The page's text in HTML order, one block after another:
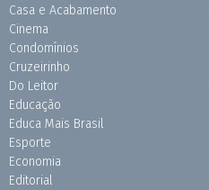
Casa e Acabamento
Cinema
Condomínios
Cruzeirinho
Do Leitor
Educação
Educa Mais Brasil
Esporte
Economia
Editorial